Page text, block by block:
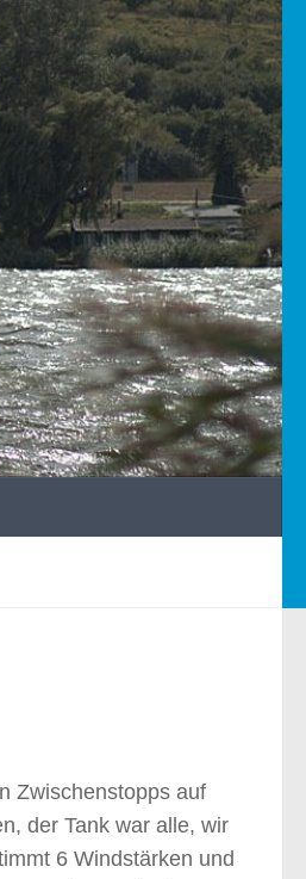
Zwischenstopps auf
der Tank war alle, wir
6 Windstärken und